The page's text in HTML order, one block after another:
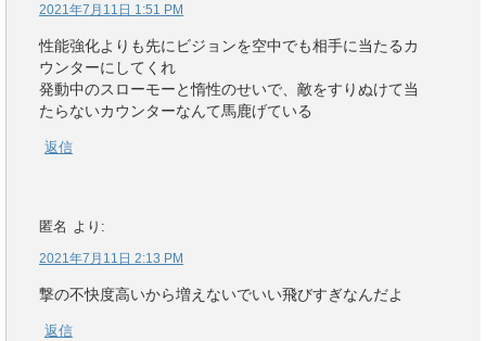
2021年7月11日 1:51 PM
性能強化よりも先にビジョンを空中でも相手に当たるカ
ウンターにしてくれ
発動中のスローモーと惰性のせいで、敵をすりぬけて当
たらないカウンターなんて馬鹿げている
返信
匿名 より:
2021年7月11日 2:13 PM
撃の不快度高いから増えないでいい飛びすぎなんだよ
返信